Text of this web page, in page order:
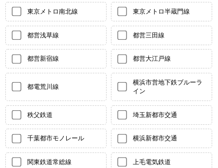
東京メトロ南北線 東京メトロ半蔵門線
都営浅草線 都営三田線
都営新宿線 都営大江戸線
都電荒川線
横浜市営地下鉄ブルーラ
イン
秩父鉄道 埼玉新都市交通
千葉都市モノレール 横浜新都市交通
関東鉄道常総線 上毛電気鉄道